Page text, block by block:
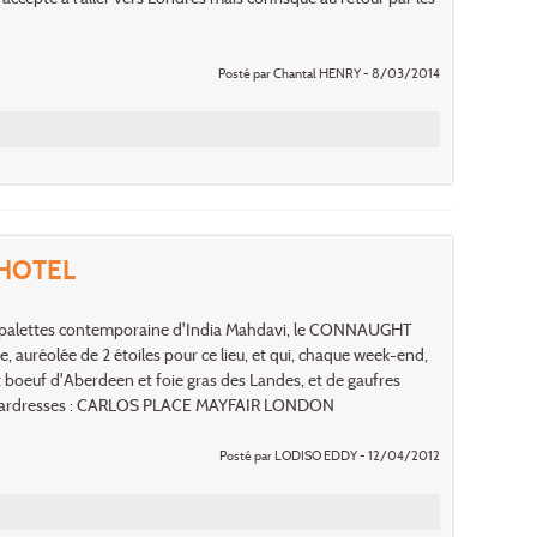
Posté par Chantal HENRY - 8/03/2014
contemporaine d'India Mahdavi, le CONNAUGHT
auréolée de 2 étoiles pour ce lieu, et qui, chaque week-end,
d'Aberdeen et foie gras des Landes, et de gaufres
: CARLOS PLACE MAYFAIR LONDON
Posté par LODISO EDDY - 12/04/2012